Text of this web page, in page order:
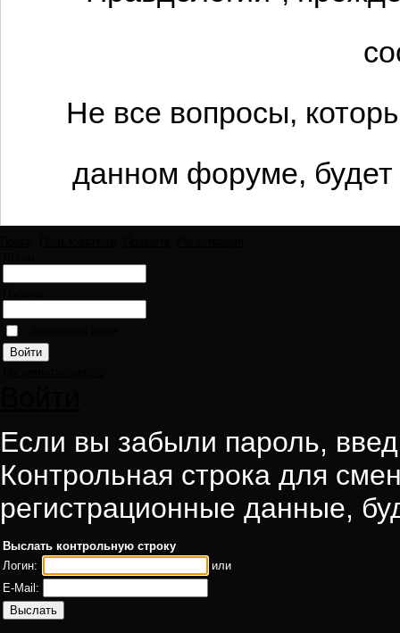
Не все вопросы,
данном форуме,
Если вы забыли пароль,
Контрольная строка для
регистрационные данные,
Выслать контрольную строку
Логин:
или
E-Mail: